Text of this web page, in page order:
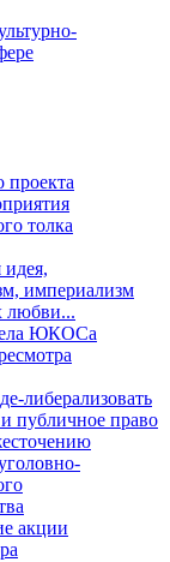
толка
империализм
любви...
ЮКОСа
либерализовать
публичное право
акции